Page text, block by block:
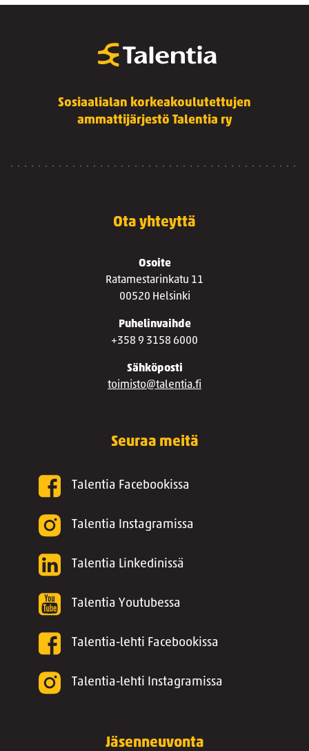
Sosiaalialan korkeakoulutettujen
ammattijärjestö Talentia ry
Ota yhteyttä
Osoite
Ratamestarinkatu 11
00520 Helsinki
Puhelinvaihde
+358 9 3158 6000
Sähköposti
toimisto@talentia.fi
Seuraa meitä
Talentia Facebookissa
Talentia Instagramissa
Talentia Linkedinissä
Talentia Youtubessa
Talentia-lehti Facebookissa
Talentia-lehti Instagramissa
Jäsenneuvonta